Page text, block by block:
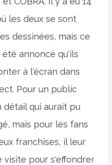
les deux se sont
dessinées, mais ce
été annoncé qu'ils
à l'écran dans
Pour un public
détail qui aurait pu
mais pour les fans
franchises, il leur
visite pour s'effondrer